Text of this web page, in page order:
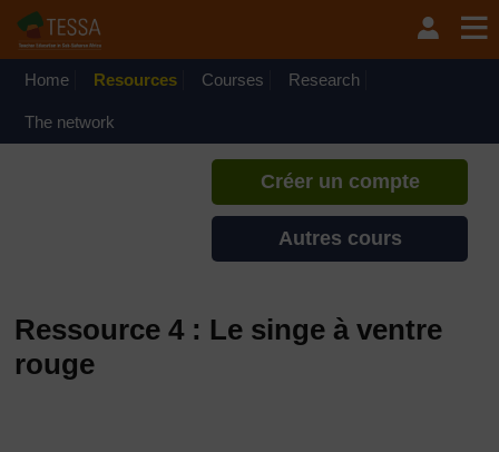
Home Resources Courses Research
The network
Si vous créez un compte, vous
pouvez établir un profil
Créer un compte
Autres cours
Ressource 4 : Le singe à ventre
rouge